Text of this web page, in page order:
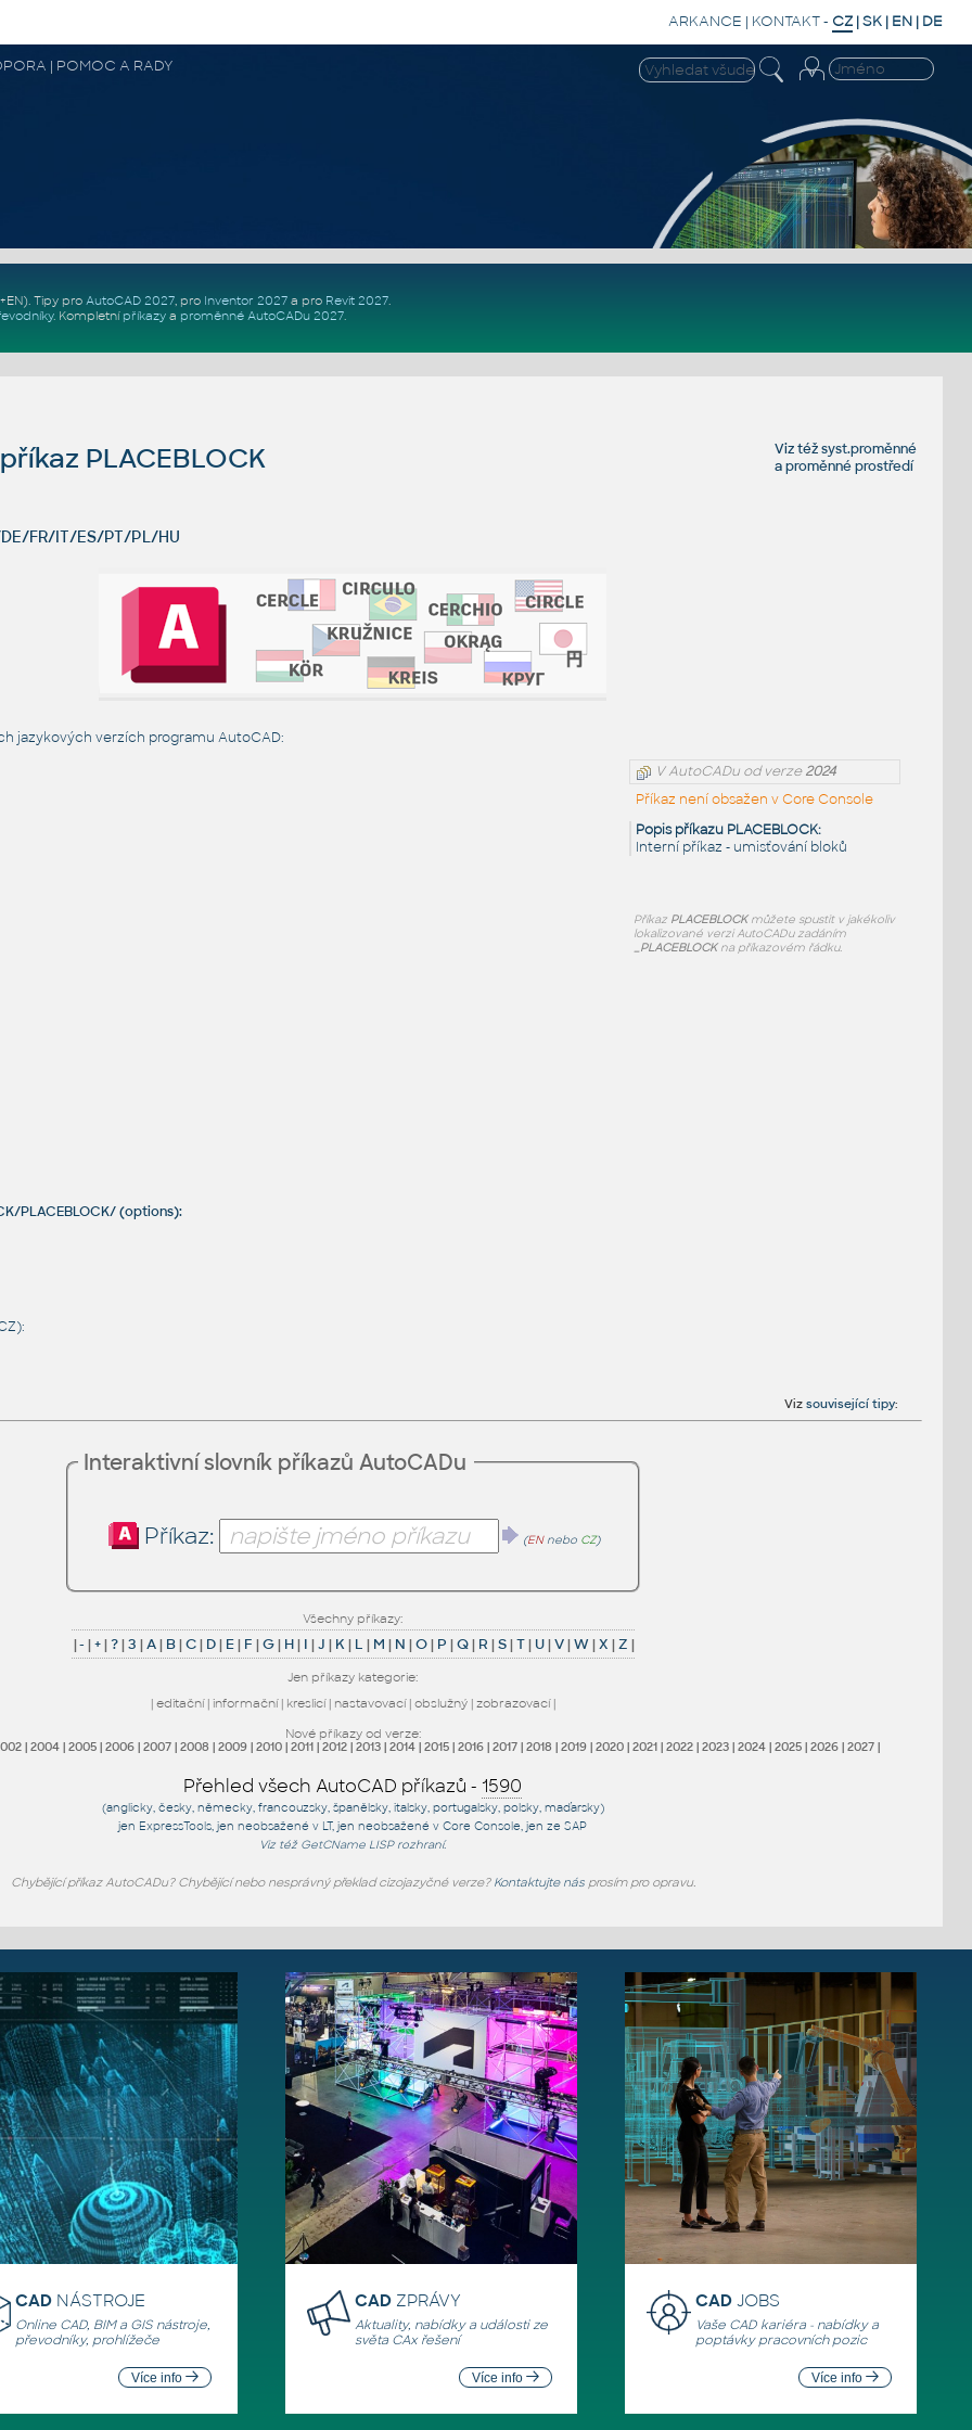
ARKANCE | KONTAKT- CZ |SK | EN | DE
| POMOC A RADY
. Tipy pro AutoCAD 2027, pro Inventor 2027a pro Revit 2027.
. Kompletní příkazya proměnné AutoCADu 2027.
Viz téžsyst.proměnné
aproměnné prostředí
PLACEBLOCK
FR/IT/ES/PT/PL/HU
jazykových verzích programu AutoCAD:
V AutoCADu od verze2024
Příkaz není obsažen v Core Console
Popis příkazu PLACEBLOCK:
Interní příkaz - umisťování bloků
Příkaz PLACEBLOCKmůžete spustit v jakékoliv
lokalizované verzi AutoCADu zadáním
_PLACEBLOCKna příkazovém řádku.
PLACEBLOCK/ (options):
Vizsouvisející tipy:
Interaktivní slovník příkazů AutoCADu
Příkaz: (ENnebo CZ)
Všechny příkazy:
|- |+|?|3 |A| B|C| D| E| F |G| H| I |J | K| L | M | N |O| P |Q| R |S|T| U|V|W|X |Z |
Jen příkazy kategorie:
| editační| informační| kreslicí| nastavovací| obslužný| zobrazovací|
Nové příkazy od verze:
| 2004| 2005| 2006| 2007| 2008 | 2009| 2010| 2011| 2012| 2013| 2014| 2015| 2016| 2017| 2018 | 2019| 2020| 2021| 2022| 2023| 2024| 2025| 2026| 2027|
Přehled všech AutoCAD příkazů - 1590
(anglicky, česky, německy, francouzsky, španělsky, italsky, portugalsky, polsky, maďarsky)
jen ExpressTools, jenneobsažené v LT, jenneobsažené v Core Console, jenze SAP
Viz též GetCName LISP rozhraní.
Chybějící příkaz AutoCADu? Chybějící nebo nesprávný překlad cizojazyčné verze? Kontaktujte násprosím pro opravu.
CAD NÁSTROJE
Online CAD, BIM a GIS nástroje,
převodníky, prohlížeče
Více info
CAD ZPRÁVY
Aktuality, nabídky a události ze
světa CAx řešení
Více info
CADJOBS
Vaše CAD kariéra - nabídky a
poptávky pracovních pozic
Více info